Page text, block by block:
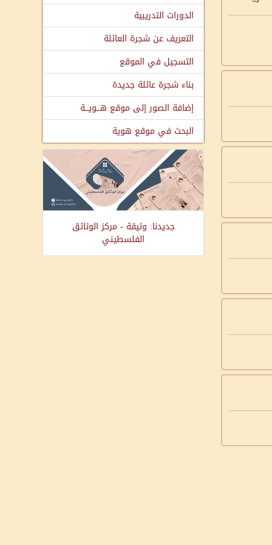
الدورات التدريبية
التعريف عن شجرة العائلة
التسجيل في الموقع
بناء شجرة عائلة جديدة
إضافة الصور إلى موقع هـــويـــة
البحث في موقع هوية
جديدنا: وثيقة - مركز الوثائق
الفلسطيني